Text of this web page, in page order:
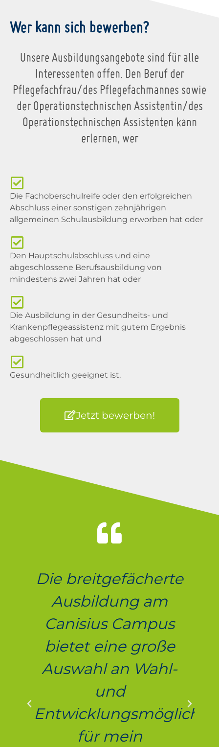
Wer kann sich bewerben?
Unsere Ausbildungsangebote sind für alle
Interessenten offen. Den Beruf der
Pflegefachfrau/des Pflegefachmannes sowie
der Operationstechnischen Assistentin/des
Operationstechnischen Assistenten kann
erlernen, wer
Die Fachoberschulreife oder den erfolgreichen
Abschluss einer sonstigen zehnjährigen
allgemeinen Schulausbildung erworben hat oder
Den Hauptschulabschluss und eine
abgeschlossene Berufsausbildung von
mindestens zwei Jahren hat oder
Die Ausbildung in der Gesundheits- und
Krankenpflegeassistenz mit gutem Ergebnis
abgeschlossen hat und
Gesundheitlich geeignet ist.
Jetzt bewerben!
Die breitgefächerte
Ausbildung am
Canisius Campus
bietet eine große
Auswahl an Wahl-
und
für mein